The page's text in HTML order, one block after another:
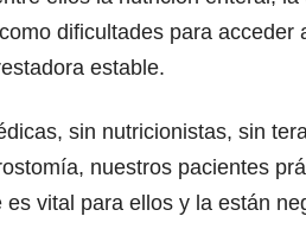
dificultades para acceder
estable.
sin nutricionistas, sin
nuestros pacientes
vital para ellos y la están